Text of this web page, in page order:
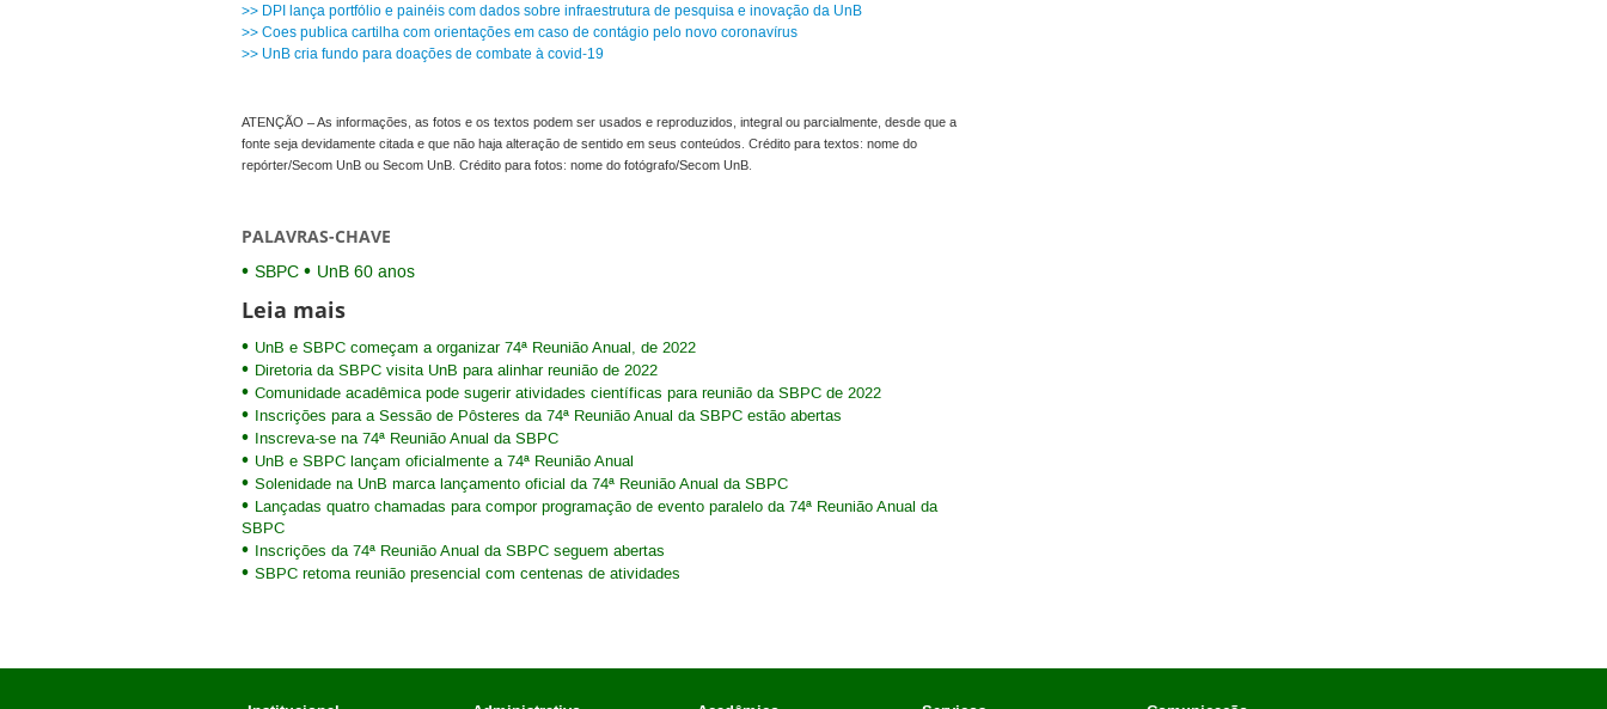
>> DPI lança portfólio e painéis com dados sobre infraestrutura de pesquisa e inovação da UnB
>> Coes publica cartilha com orientações em caso de contágio pelo novo coronavírus
>> UnB cria fundo para doações de combate à covid-19
ATENÇÃO – As informações, as fotos e os textos podem ser usados e reproduzidos, integral ou parcialmente, desde que a
fonte seja devidamente citada e que não haja alteração de sentido em seus conteúdos. Crédito para textos: nome do
repórter/Secom UnB ou Secom UnB. Crédito para fotos: nome do fotógrafo/Secom UnB.
PALAVRAS-CHAVE
SBPC UnB 60 anos
Leia mais
UnB e SBPC começam a organizar 74ª Reunião Anual, de 2022
Diretoria da SBPC visita UnB para alinhar reunião de 2022
Comunidade acadêmica pode sugerir atividades científicas para reunião da SBPC de 2022
Inscrições para a Sessão de Pôsteres da 74ª Reunião Anual da SBPC estão abertas
Inscreva-se na 74ª Reunião Anual da SBPC
UnB e SBPC lançam oficialmente a 74ª Reunião Anual
Solenidade na UnB marca lançamento oficial da 74ª Reunião Anual da SBPC
Lançadas quatro chamadas para compor programação de evento paralelo da 74ª Reunião Anual da
SBPC
Inscrições da 74ª Reunião Anual da SBPC seguem abertas
SBPC retoma reunião presencial com centenas de atividades